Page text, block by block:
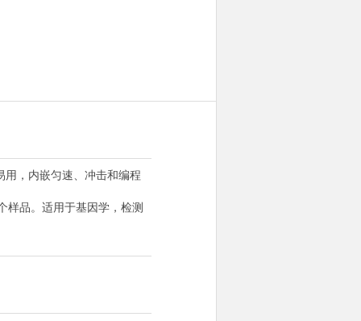
，内嵌匀速、冲击和编程
样品。适用于基因学，检测